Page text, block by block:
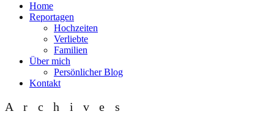
Home
Reportagen
Hochzeiten
Verliebte
Familien
Über mich
Persönlicher Blog
Kontakt
Archives